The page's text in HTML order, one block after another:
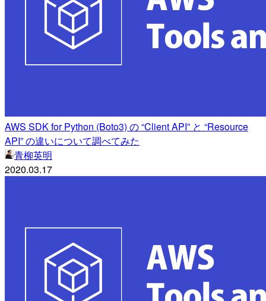
AWS SDK for Python (Boto3) の “Client API” と “Resource
API” の違いについて調べてみた
青柳英明
2020.03.17